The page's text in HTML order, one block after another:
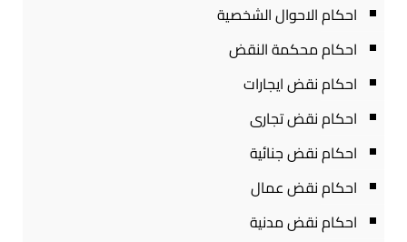
احكام الاحوال الشخصية
احكام محكمة النقض
احكام نقض ايجارات
احكام نقض تجارى
احكام نقض جنائية
احكام نقض عمال
احكام نقض مدنية